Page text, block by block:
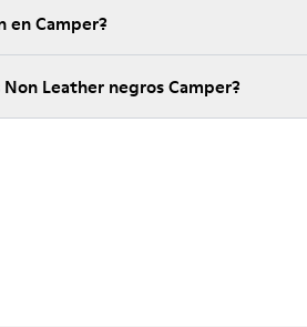
en Camper?
Leather negros Camper?